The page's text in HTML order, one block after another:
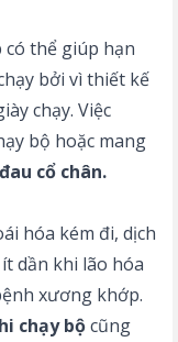
có thể giúp hạn
bởi vì thiết kế
chạy. Việc
bộ hoặc mang
đau cổ chân.
hóa kém đi, dịch
dần khi lão hóa
xương khớp.
chạy bộcũng